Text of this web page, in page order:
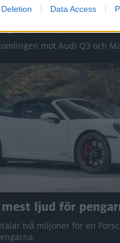
Data Access
nya Toyota RAV4
mot Audi Q3 och
mest ljud för
två miljoner för en